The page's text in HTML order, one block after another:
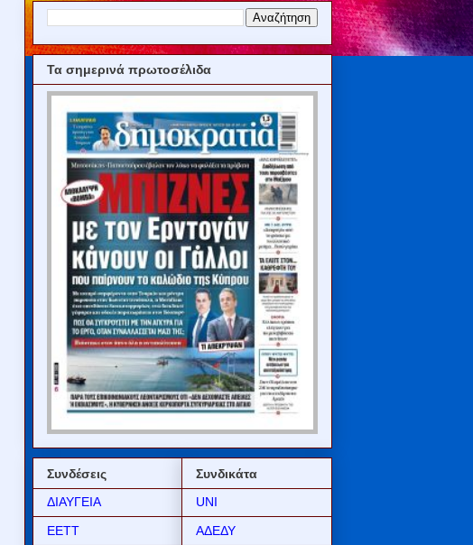
Τα σημερινά πρωτοσέλιδα
Συνδέσεις
ΔΙΑΥΓΕΙΑ
ΕΕΤΤ
Συνδικάτα
UNI
ΑΔΕΔΥ